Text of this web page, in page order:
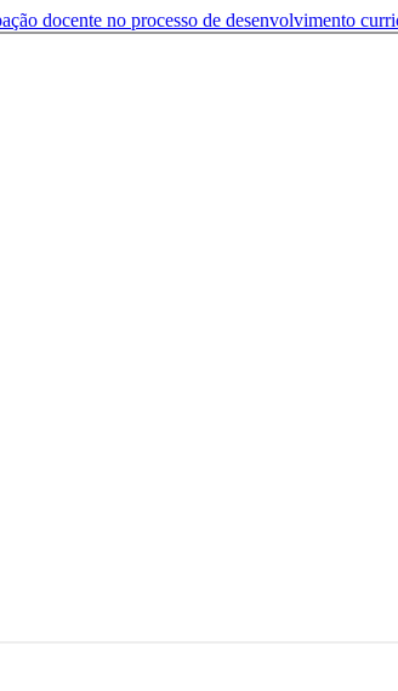
docente no processo de desenvolvimento